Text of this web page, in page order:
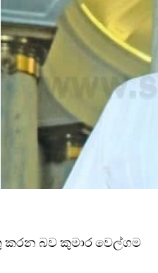
බව කුමාර වෙල්ගම